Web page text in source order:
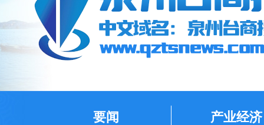
要闻 产业经济